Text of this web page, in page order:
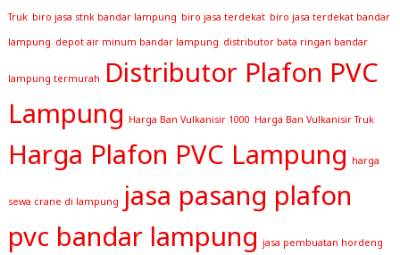
Truk biro jasa stnk bandar lampung biro jasa terdekat biro jasa terdekat bandar
lampung depot air minum bandar lampung distributor bata ringan bandar
lampung termurah
Distributor Plafon PVC
Lampung Harga Ban Vulkanisir 1000 Harga Ban Vulkanisir Truk
Harga Plafon PVC Lampung harga
sewa crane di lampung
jasa pasang plafon
pvc bandar lampung jasa pembuatan hordeng